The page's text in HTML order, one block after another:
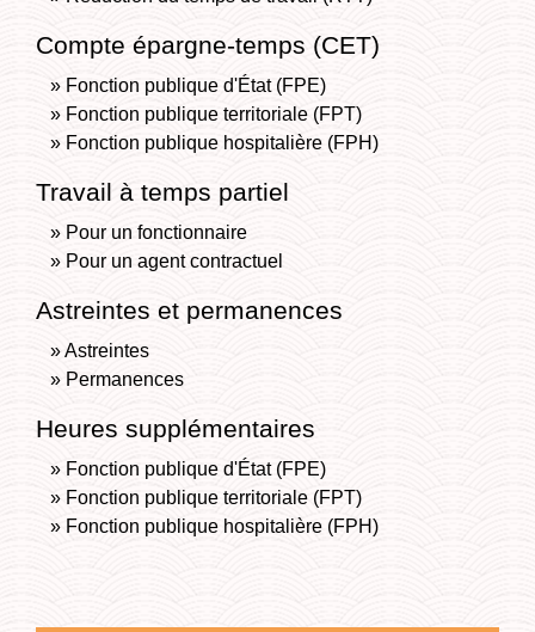
Compte épargne-temps (CET)
Fonction publique d'État (FPE)
Fonction publique territoriale (FPT)
Fonction publique hospitalière (FPH)
Travail à temps partiel
Pour un fonctionnaire
Pour un agent contractuel
Astreintes et permanences
Astreintes
Permanences
Heures supplémentaires
Fonction publique d'État (FPE)
Fonction publique territoriale (FPT)
Fonction publique hospitalière (FPH)